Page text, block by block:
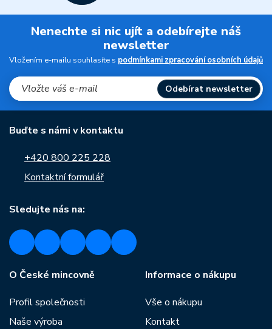
Nenechte si nic ujít a odebírejte náš
newsletter
Vložením e-mailu souhlasíte s podmínkami zpracování osobních údajů
Odebírat newsletter
Buďte s námi v kontaktu
+420 800 225 228
Kontaktní formulář
Sledujte nás na:
O České mincovně
Profil společnosti
Naše výroba
Informace o nákupu
Vše o nákupu
Kontakt